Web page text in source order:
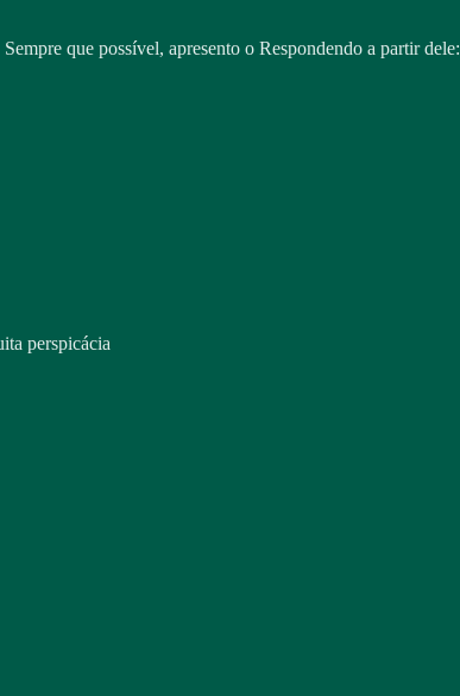
que possível, apresento o Respondendo a partir dele:
perspicácia